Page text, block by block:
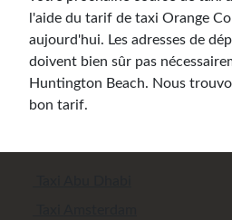
l'aide du tarif de taxi Orange
aujourd'hui. Les adresses de
doivent bien sûr pas
Huntington Beach. Nous
bon tarif.